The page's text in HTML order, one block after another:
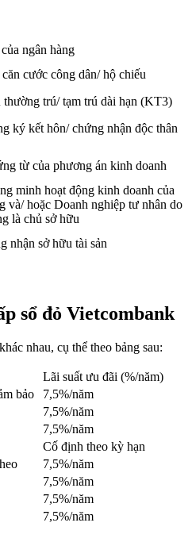
ngân hàng
cước công dân/ hộ chiếu
thường trú/ tạm trú dài hạn (KT3)
ký kết hôn/ chứng nhận độc thân
từ của phương án kinh doanh
minh hoạt động kinh doanh của
và/ hoặc Doanh nghiệp tư nhân do
là chủ sở hữu
nhận sở hữu tài sản
sổ đỏ Vietcombank
nhau, cụ thể theo bảng sau:
Lãi suất ưu đãi (%/năm)
bảo
7,5%/năm
7,5%/năm
7,5%/năm
Cố định theo kỳ hạn
7,5%/năm
7,5%/năm
7,5%/năm
7,5%/năm